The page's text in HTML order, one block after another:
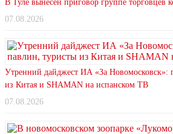
В Туле вынесен приговор группе торговцев
07.08.2026
Утренний дайджест ИА «За Новомосковск»:
из Китая и SHAMAN на испанском ТВ
07.08.2026